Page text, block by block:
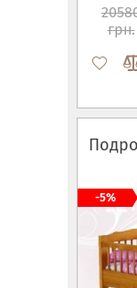
грн.
-5%